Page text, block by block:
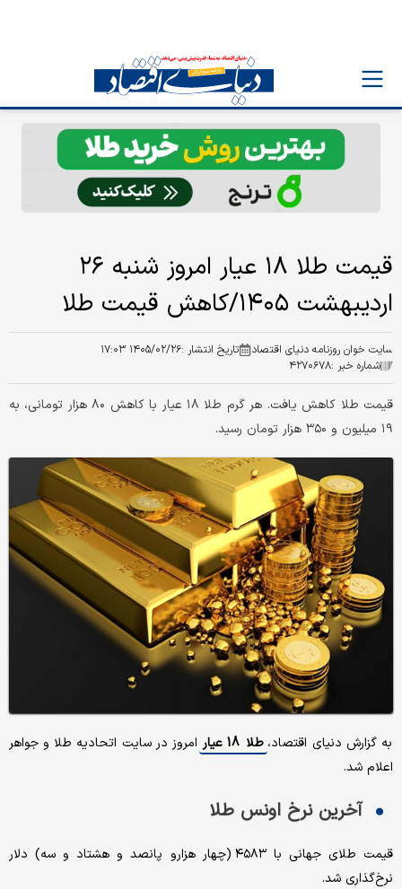
قیمت طلا ۱۸ عیار امروز شنبه ۲۶
اردیبهشت ۱۴۰۵/کاهش قیمت طلا
سایت خوان روزنامه دنیای اقتصاد تاریخ انتشار :۱۴۰۵/۰۲/۲۶ ۱۷:۰۳
شماره خبر :۴۲۷۰۶۷۸
قیمت طلا کاهش یافت. هر گرم طلا ۱۸ عیار با کاهش ۸۰ هزار تومانی، به
۱۹ میلیون و ۳۵۰ هزار تومان رسید.
به گزارش دنیای اقتصاد، طلا 18 عیار
امروز در سایت اتحادیه طلا و جواهر
اعلام شد.
آخرین نرخ اونس طلا
قیمت طلای جهانی با ۴۵۸۳ (چهار هزارو پانصد و هشتاد و سه) دلار
نرخ‌گذاری شد.